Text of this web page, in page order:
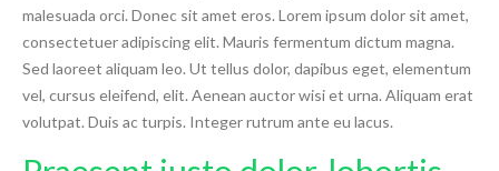
malesuada orci. Donec sit amet eros. Lorem ipsum dolor sit amet,
consectetuer adipiscing elit. Mauris fermentum dictum magna.
Sed laoreet aliquam leo. Ut tellus dolor, dapibus eget, elementum
vel, cursus eleifend, elit. Aenean auctor wisi et urna. Aliquam erat
volutpat. Duis ac turpis. Integer rutrum ante eu lacus.